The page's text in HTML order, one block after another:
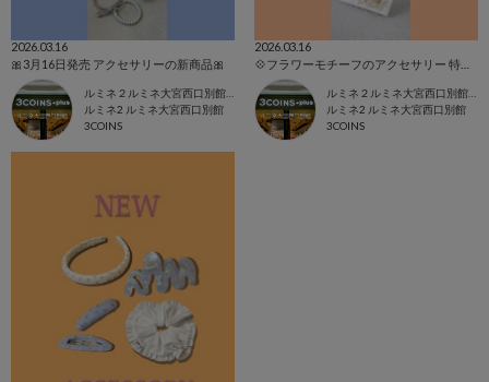
2026.03.16
🎀3月16日発売 アクセサリーの新商品🎀
ルミネ２ルミネ大宮西口別館店
ルミネ2 ルミネ大宮西口別館
3COINS
2026.03.16
💠フラワーモチーフのアクセサリー 特集💠
ルミネ2 ルミネ大宮西口別館
3COINS